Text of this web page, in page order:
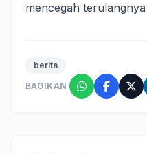
mencegah
berita
BAGIKAN